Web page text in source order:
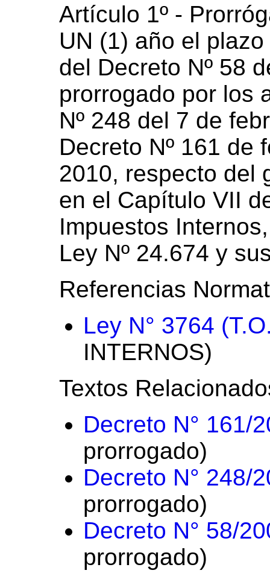
Artículo 1º -
UN (1) año el
del Decreto Nº 58
prorrogado por los
Nº 248 del 7 de
Decreto Nº 161 de
2010, respecto del
en el Capítulo VII
Impuestos
Ley Nº 24.674 y
Referencias
Ley N° 3764
INTERNOS)
Textos
Decreto N° 161/
prorrogado)
Decreto N° 248/
prorrogado)
Decreto N° 58/
prorrogado)